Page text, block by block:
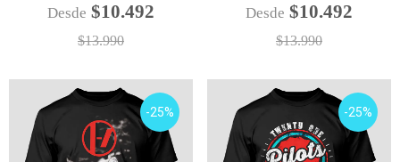
Desde $10.492
$13.990
Desde $10.492
$13.990
-25% -25%